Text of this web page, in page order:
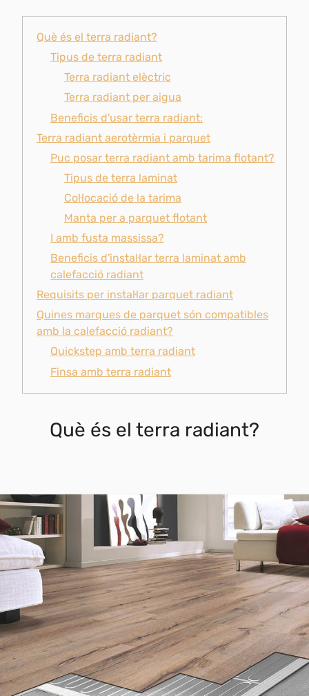
Què és el terra radiant?
Tipus de terra radiant
Terra radiant elèctric
Terra radiant per aigua
Beneficis d'usar terra radiant:
Terra radiant aerotèrmia i parquet
Puc posar terra radiant amb tarima flotant?
Tipus de terra laminat
Col·locació de la tarima
Manta per a parquet flotant
I amb fusta massissa?
Beneficis d'instal·lar terra laminat amb
calefacció radiant
Requisits per instal·lar parquet radiant
Quines marques de parquet són compatibles
amb la calefacció radiant?
Quickstep amb terra radiant
Finsa amb terra radiant
Què és el terra radiant?